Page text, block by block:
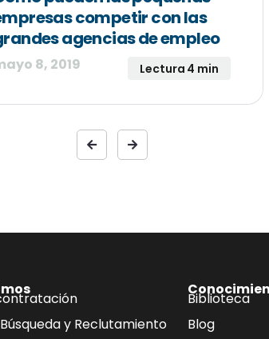
competir con las
agencias de empleo
8, 2019 Lectura 4 min
y Reclutamiento
Biblioteca
Blog